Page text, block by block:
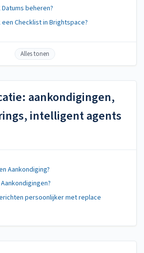
beheren?
Checklist in Brightspace?
Alles tonen
aankondigingen,
intelligent agents
Aankondiging?
persoonlijker met replace